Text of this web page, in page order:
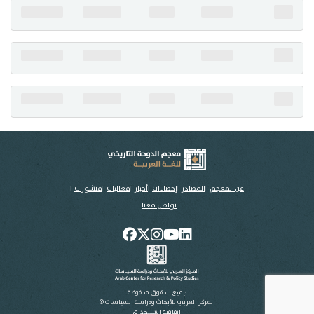
عن المعجم المصادر إحصاءات أخبار فعاليات منشورات
تواصل معنا
جميع الحقوق محفوظة
المركز العربي للأبحاث ودراسة السياسات ©